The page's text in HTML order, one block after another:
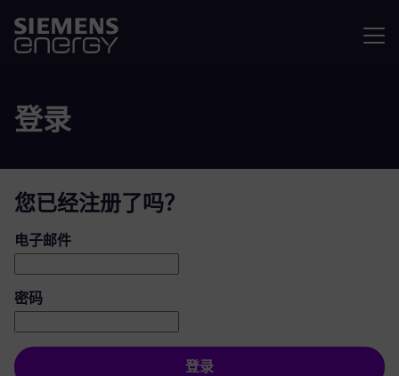
登录
您已经注册了吗？
登录：用户和密码
电子邮件
密码
登录